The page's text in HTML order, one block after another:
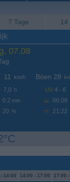
7 Tage 14
07.08
11
km/h
7,0 h
0.2 mm
20 %
Böen 28
UV 4 - 6
06:08
21:22
14:00 14:00 - 17:00 17:00